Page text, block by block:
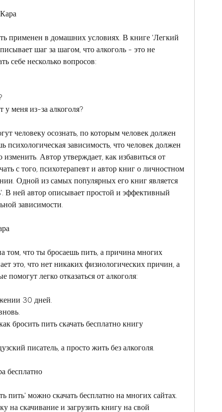
применен в домашних условиях. В книге 'Легкий
шаг за шагом, что алкоголь - это не
себе несколько вопросов:
меня из-за алкоголя?
человеку осознать, по которым человек должен
психологическая зависимость, что человек должен
Автор утверждает, как избавиться от
с того, психотерапевт и автор книг о личностном
Одной из самых популярных его книг является
В ней автор описывает простой и эффективный
зависимости.
том, что ты бросаешь пить, а причина многих
это, что нет никаких физиологических причин, а
помогут легко отказаться от алкоголя:
30 дней.
бросить пить скачать бесплатно книгу
писатель, а просто жить без алкоголя.
бесплатно
пить' можно скачать бесплатно на многих сайтах.
на скачивание и загрузить книгу на свой